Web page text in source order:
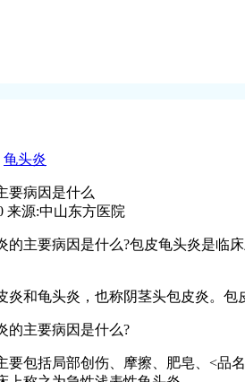
龟头炎
要病因是什么
来源:中山东方医院
要病因是什么?包皮龟头炎是临床
龟头炎，也称阴茎头包皮炎。包
主要病因是什么?
括局部创伤、摩擦、肥皂、<品名